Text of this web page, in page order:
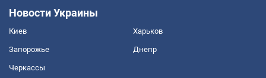
Новости Украины
Киев Харьков
Запорожье Днепр
Черкассы